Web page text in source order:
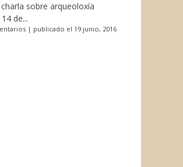
sobre arqueoloxía
de...
| publicado el 19 junio, 2016